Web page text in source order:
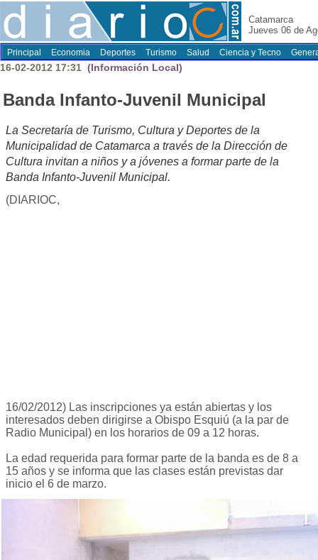
Catamarca
Jueves 06 de
Principal Economia Deportes Turismo Salud Ciencia y Tecno
16-02-2012 17:31 (Información Local)
Banda Infanto-Juvenil Municipal
La Secretaría de Turismo, Cultura y Deportes de la
Municipalidad de Catamarca a través de la Dirección de
Cultura invitan a niños y a jóvenes a formar parte de la
Banda Infanto-Juvenil Municipal.
(DIARIOC,
16/02/2012) Las inscripciones ya están abiertas y los
interesados deben dirigirse a Obispo Esquiú (a la par de
Radio Municipal) en los horarios de 09 a 12 horas.
La edad requerida para formar parte de la banda es de 8 a
15 años y se informa que las clases están previstas dar
inicio el 6 de marzo.